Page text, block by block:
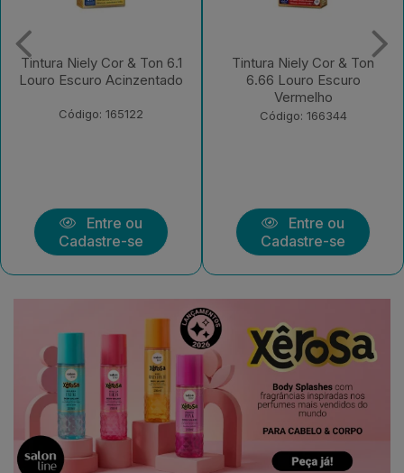
Tintura Niely Cor & Ton
6.66 Louro Escuro
Código: 166344
Entre ou
Cadastre-se
Tintura Niely Cor & Ton
11.11 Prata
Código: 180189
Entre ou
Cadastre-se